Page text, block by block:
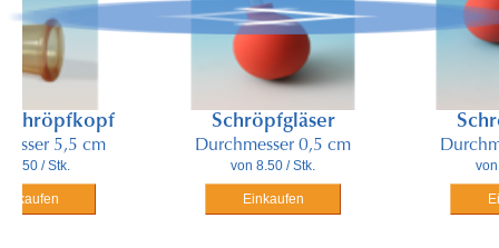
5,5 cm
Stk.
Schröpfgläser
Durchmesser 0,5 cm
von 8.50 / Stk.
Einkaufen
von 8.70